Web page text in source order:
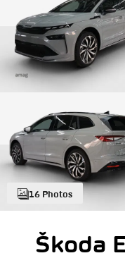
16 Photos
Škoda